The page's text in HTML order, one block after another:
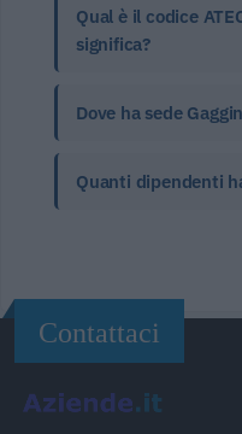
Qual è il codice
significa?
Dove ha sede
Quanti dipendenti
Contattaci